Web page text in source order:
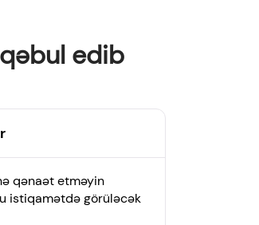
edib
qənaət etməyin
istiqamətdə görüləcək